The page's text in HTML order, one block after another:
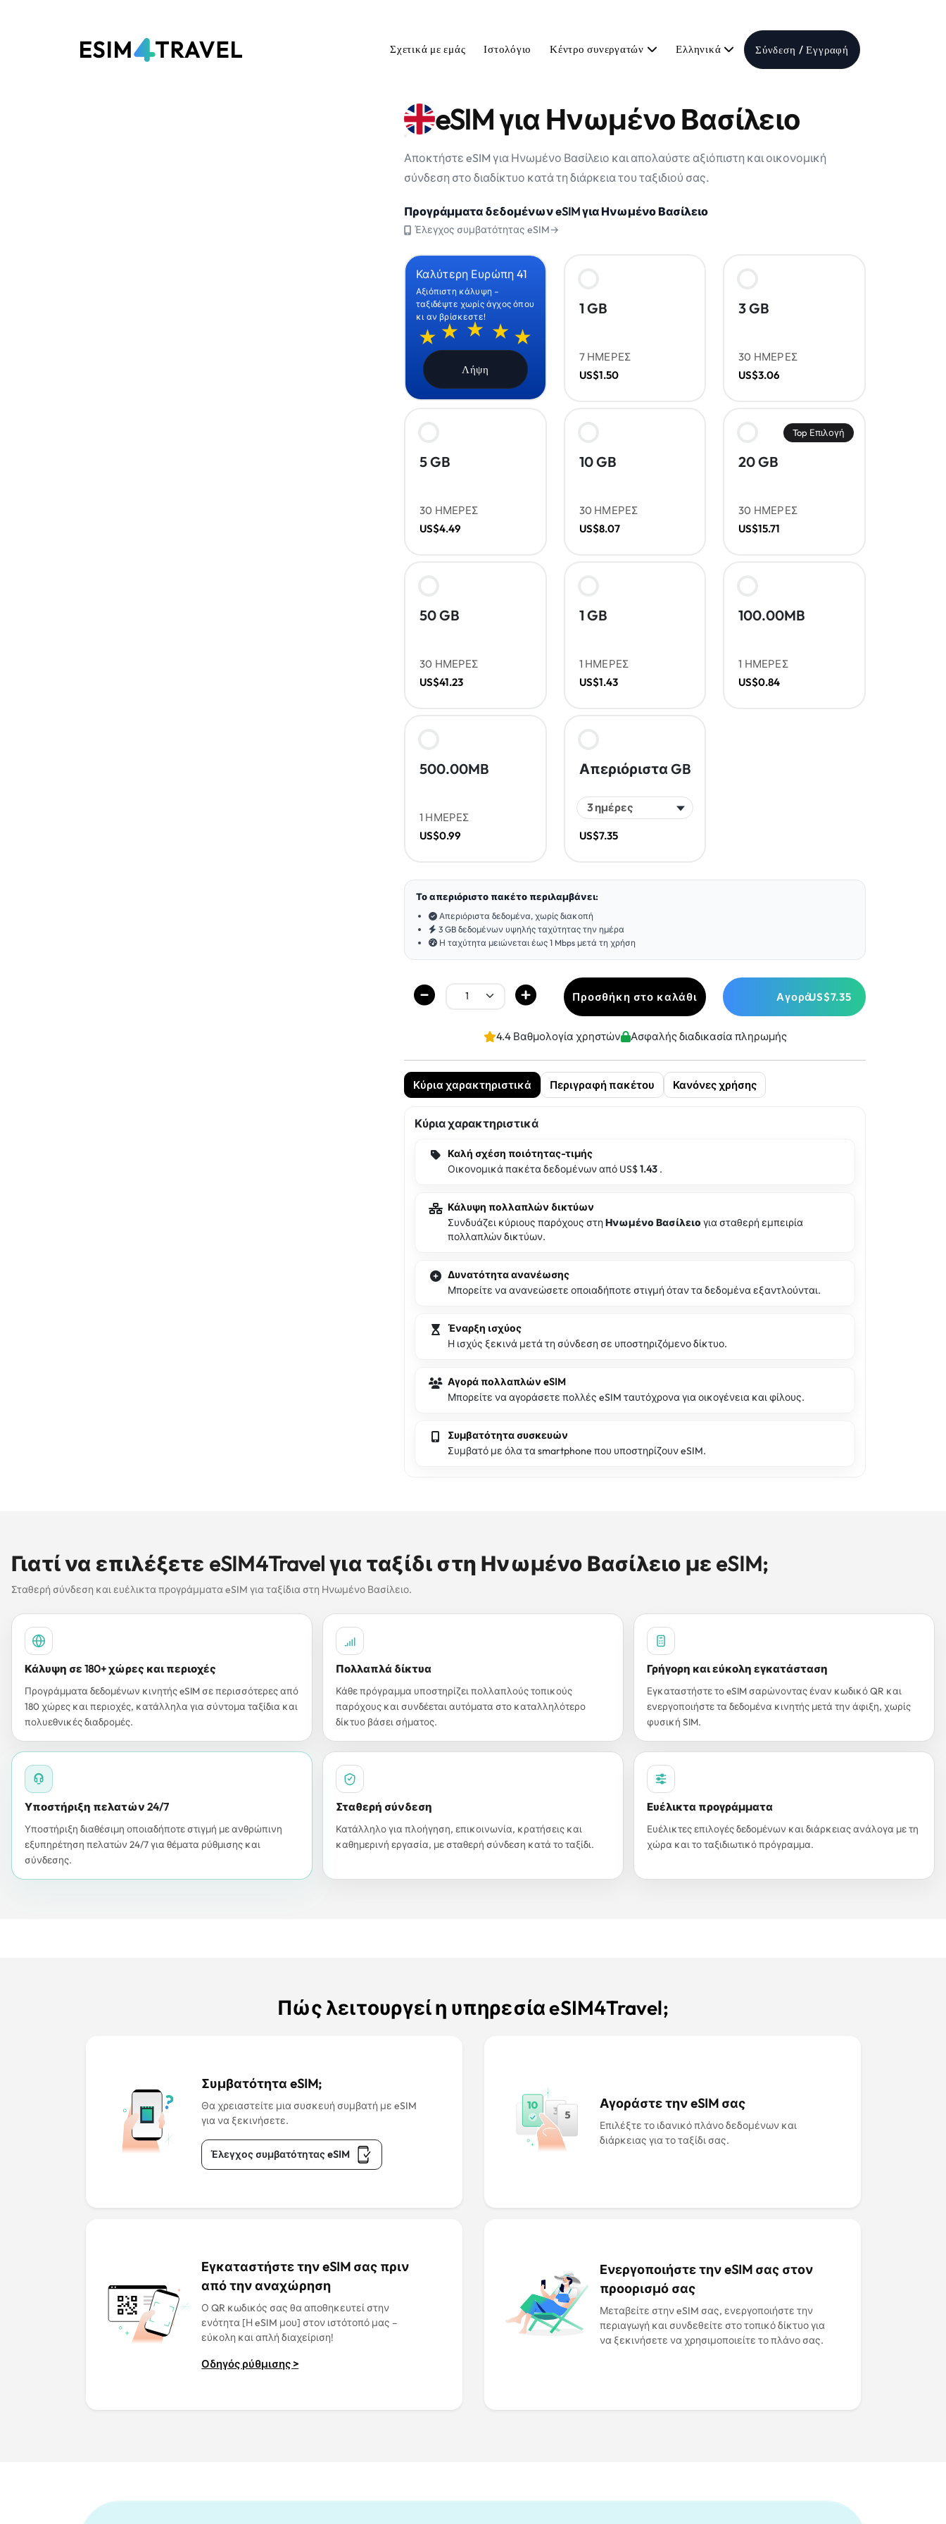
Σχετικά με εμάς Ιστολόγιο Κέντρο συνεργατών Ελληνικά Σύνδεση / Εγγραφή
eSIM για Ηνωμένο Βασίλειο
Αποκτήστε eSIM για Ηνωμένο Βασίλειο και απολαύστε αξιόπιστη και οικονομική
σύνδεση στο διαδίκτυο κατά τη διάρκεια του ταξιδιού σας.
Προγράμματα δεδομένων eSIM για Ηνωμένο Βασίλειο
Έλεγχος συμβατότητας eSIM→
Καλύτερη Ευρώπη 41
Αξιόπιστη κάλυψη –
ταξιδέψτε χωρίς άγχος όπου
κι αν βρίσκεστε!
Λήψη
1 GB
7 ΗΜΕΡΕΣ
US$1.50
3 GB
30 ΗΜΕΡΕΣ
US$3.06
5 GB
30 ΗΜΕΡΕΣ
US$4.49
10 GB
30 ΗΜΕΡΕΣ
US$8.07
Top Επιλογή
20 GB
30 ΗΜΕΡΕΣ
US$15.71
50 GB
30 ΗΜΕΡΕΣ
US$41.23
1 GB
1 ΗΜΕΡΕΣ
US$1.43
100.00MB
1 ΗΜΕΡΕΣ
US$0.84
500.00MB
1 ΗΜΕΡΕΣ
US$0.99
Απεριόριστα GB
US$7.35
Το απεριόριστο πακέτο περιλαμβάνει:
Απεριόριστα δεδομένα, χωρίς διακοπή
3 GB δεδομένων υψηλής ταχύτητας την ημέρα
Η ταχύτητα μειώνεται έως 1 Mbps μετά τη χρήση
Προσθήκη στο καλάθι ΑγοράUS$7.35
4.4 Βαθμολογία χρηστών Ασφαλής διαδικασία πληρωμής
Κύρια χαρακτηριστικά Περιγραφή πακέτου Κανόνες χρήσης
Κύρια χαρακτηριστικά
Καλή σχέση ποιότητας-τιμής
Οικονομικά πακέτα δεδομένων από US$1.43 .
Κάλυψη πολλαπλών δικτύων
Συνδυάζει κύριους παρόχους στηΗνωμένο Βασίλειογια σταθερή εμπειρία
πολλαπλών δικτύων.
Δυνατότητα ανανέωσης
Μπορείτε να ανανεώσετε οποιαδήποτε στιγμή όταν τα δεδομένα εξαντλούνται.
Έναρξη ισχύος
Η ισχύς ξεκινά μετά τη σύνδεση σε υποστηριζόμενο δίκτυο.
Αγορά πολλαπλών eSIM
Μπορείτε να αγοράσετε πολλές eSIM ταυτόχρονα για οικογένεια και φίλους.
Συμβατότητα συσκευών
Συμβατό με όλα τα smartphone που υποστηρίζουν eSIM.
Γιατί να επιλέξετε eSIM4Travel για ταξίδι στη Ηνωμένο Βασίλειο με eSIM;
Σταθερή σύνδεση και ευέλικτα προγράμματα eSIM για ταξίδια στη Ηνωμένο Βασίλειο.
Κάλυψη σε 180+ χώρες και περιοχές
Προγράμματα δεδομένων κινητής eSIM σε περισσότερες από
180 χώρες και περιοχές, κατάλληλα για σύντομα ταξίδια και
πολυεθνικές διαδρομές.
Πολλαπλά δίκτυα
Κάθε πρόγραμμα υποστηρίζει πολλαπλούς τοπικούς
παρόχους και συνδέεται αυτόματα στο καταλληλότερο
δίκτυο βάσει σήματος.
Γρήγορη και εύκολη εγκατάσταση
Εγκαταστήστε το eSIM σαρώνοντας έναν κωδικό QR και
ενεργοποιήστε τα δεδομένα κινητής μετά την άφιξη, χωρίς
φυσική SIM.
Υποστήριξη πελατών 24/7
Υποστήριξη διαθέσιμη οποιαδήποτε στιγμή με ανθρώπινη
εξυπηρέτηση πελατών 24/7 για θέματα ρύθμισης και
σύνδεσης.
Σταθερή σύνδεση
Κατάλληλο για πλοήγηση, επικοινωνία, κρατήσεις και
καθημερινή εργασία, με σταθερή σύνδεση κατά το ταξίδι.
Ευέλικτα προγράμματα
Ευέλικτες επιλογές δεδομένων και διάρκειας ανάλογα με τη
χώρα και το ταξιδιωτικό πρόγραμμα.
Πώς λειτουργεί η υπηρεσία eSIM4Travel;
Συμβατότητα eSIM;
Θα χρειαστείτε μια συσκευή συμβατή με eSIM
για να ξεκινήσετε.
Έλεγχος συμβατότητας eSIM
Αγοράστε την eSIM σας
Επιλέξτε το ιδανικό πλάνο δεδομένων και
διάρκειας για το ταξίδι σας.
Εγκαταστήστε την eSIM σας πριν
από την αναχώρηση
Ο QR κωδικός σας θα αποθηκευτεί στην
ενότητα [Η eSIM μου] στον ιστότοπό μας –
εύκολη και απλή διαχείριση!
Οδηγός ρύθμισης >
Ενεργοποιήστε την eSIM σας στον
προορισμό σας
Μεταβείτε στην eSIM σας, ενεργοποιήστε την
περιαγωγή και συνδεθείτε στο τοπικό δίκτυο για
να ξεκινήσετε να χρησιμοποιείτε το πλάνο σας.